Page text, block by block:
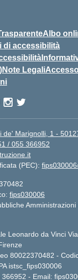
Albo
di accessibilità
Note Legali
de' Marignolli, 1 -
/ 055 366952
(PEC):
fips030006
Amministrazioni
Leonardo da Vinci
80022370482 -
istsc_fips030006
- Email: